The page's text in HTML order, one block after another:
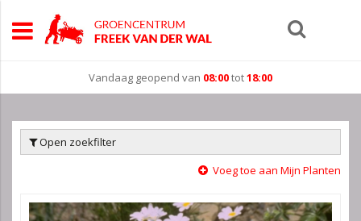
Vandaag geopend van 08:00tot18:00
Open zoekfilter
Voeg toe aan Mijn Planten